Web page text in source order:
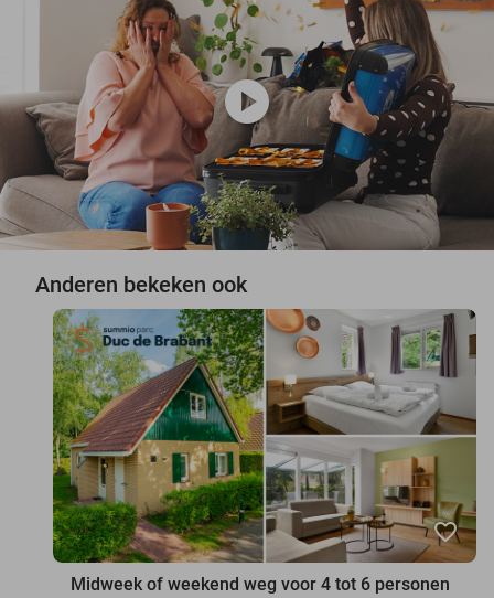
play_circle
Anderen bekeken ook
favorite_border
Midweek of weekend weg voor 4 tot 6 personen